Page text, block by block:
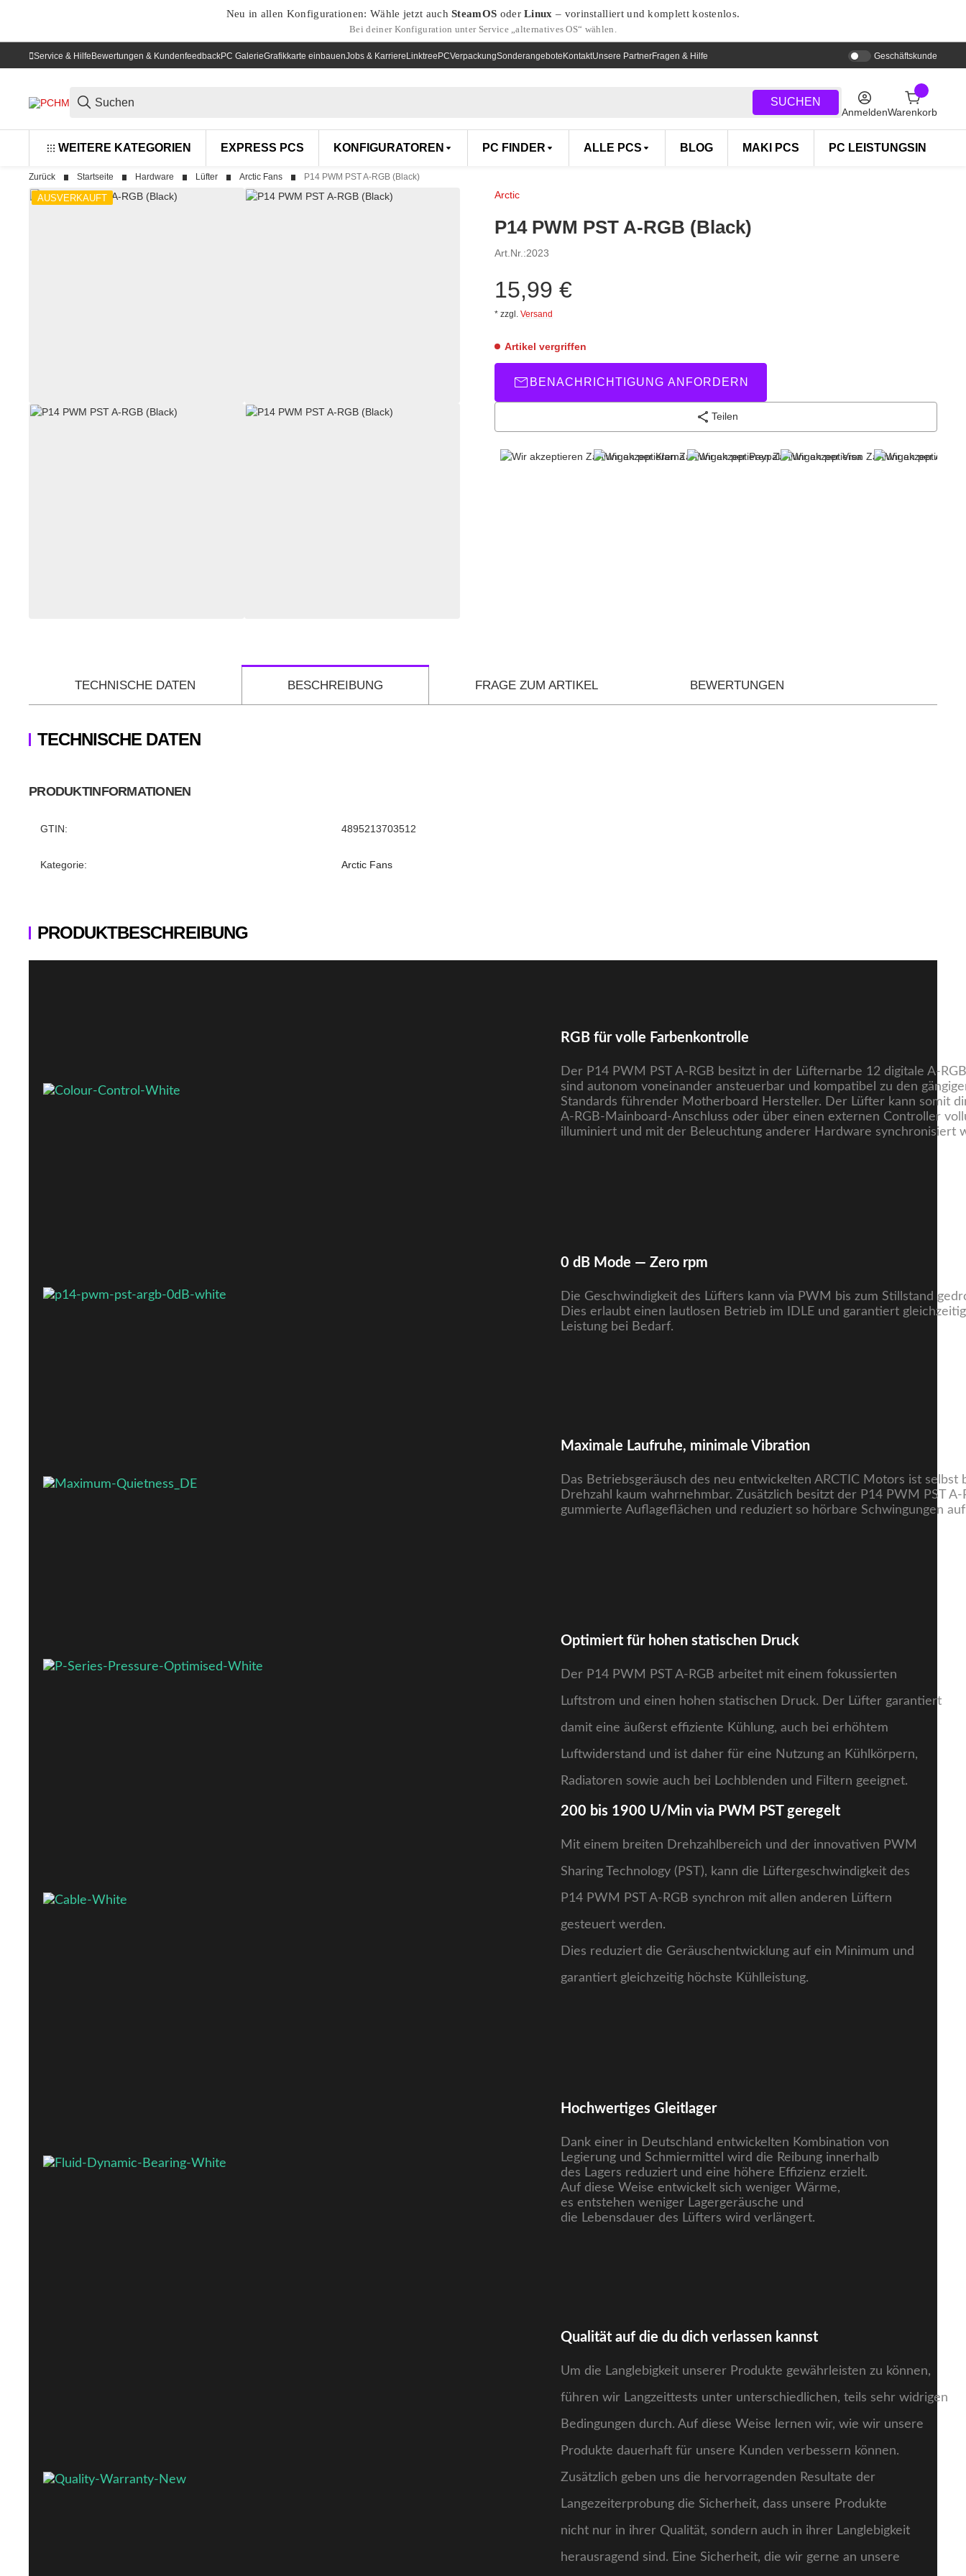
Neu in allen Konfigurationen: Wähle jetzt auchSteamOS oderLinux – vorinstalliert und komplett kostenlos.
Bei deiner Konfiguration unter Service „alternatives OS“ wählen.
Service & HilfeBewertungen & KundenfeedbackPC GalerieGrafikkarte einbauenJobs & KarriereLinktreePCVerpackungSonderangeboteKontaktUnsere PartnerFragen & Hilfe Geschäftskunde
SUCHEN
AnmeldenWarenkorb
WEITERE KATEGORIEN EXPRESS PCS KONFIGURATOREN PC FINDER ALLE PCS BLOG MAKI PCS PC LEISTUNGSINDEX
Zurück Startseite Hardware Lüfter Arctic Fans P14 PWM PST A-RGB (Black)
AUSVERKAUFT Arctic
P14 PWM PST A-RGB (Black)
Art.Nr.:2023
15,99 €
* zzgl. Versand
Artikel vergriffen
BENACHRICHTIGUNG ANFORDERN
Teilen
TECHNISCHE DATEN BESCHREIBUNG FRAGE ZUM ARTIKEL BEWERTUNGEN
TECHNISCHE DATEN
PRODUKTINFORMATIONEN
Produkteigenschaft
Wert
GTIN: 4895213703512
Kategorie: Arctic Fans
PRODUKTBESCHREIBUNG
RGB für volle Farbenkontrolle
Der P14 PWM PST A-RGB besitzt in der Lüfternarbe 12 digitale A-
sind autonom voneinander ansteuerbar und kompatibel zu den
Standards führender Motherboard Hersteller. Der Lüfter kann somit
A-RGB-Mainboard-Anschluss oder über einen externen Controller
illuminiert und mit der Beleuchtung anderer Hardware synchronisiert
0 dB Mode — Zero rpm
Die Geschwindigkeit des Lüfters kann via PWM bis zum Stillstand
Dies erlaubt einen lautlosen Betrieb im IDLE und garantiert
Leistung bei Bedarf.
Maximale Laufruhe, minimale Vibration
Das Betriebsgeräusch des neu entwickelten ARCTIC Motors ist selbst
Drehzahl kaum wahrnehmbar. Zusätzlich besitzt der P14 PWM PST A-
gummierte Auflageflächen und reduziert so hörbare Schwingungen
Optimiert für hohen statischen Druck
Der P14 PWM PST A-RGB arbeitet mit einem fokussierten
Luftstrom und einen hohen statischen Druck. Der Lüfter garantiert
damit eine äußerst effiziente Kühlung, auch bei erhöhtem
Luftwiderstand und ist daher für eine Nutzung an Kühlkörpern,
Radiatoren sowie auch bei Lochblenden und Filtern geeignet.
200 bis 1900 U/Min via PWM PST geregelt
Mit einem breiten Drehzahlbereich und der innovativen PWM
Sharing Technology (PST), kann die Lüftergeschwindigkeit des
P14 PWM PST A-RGB synchron mit allen anderen Lüftern
gesteuert werden.
Dies reduziert die Geräuschentwicklung auf ein Minimum und
garantiert gleichzeitig höchste Kühlleistung.
Hochwertiges Gleitlager
Dank einer in Deutschland entwickelten Kombination von
Legierung und Schmiermittel wird die Reibung innerhalb
des Lagers reduziert und eine höhere Effizienz erzielt.
Auf diese Weise entwickelt sich weniger Wärme,
es entstehen weniger Lagergeräusche und
die Lebensdauer des Lüfters wird verlängert.
Qualität auf die du dich verlassen kannst
Um die Langlebigkeit unserer Produkte gewährleisten zu können,
führen wir Langzeittests unter unterschiedlichen, teils sehr widrigen
Bedingungen durch. Auf diese Weise lernen wir, wie wir unsere
Produkte dauerhaft für unsere Kunden verbessern können.
Zusätzlich geben uns die hervorragenden Resultate der
Langezeiterprobung die Sicherheit, dass unsere Produkte
nicht nur in ihrer Qualität, sondern auch in ihrer Langlebigkeit
herausragend sind. Eine Sicherheit, die wir gerne an unsere